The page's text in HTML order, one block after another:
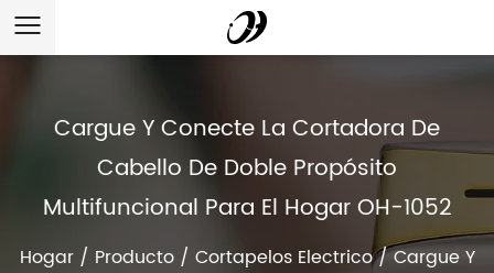
Cargue Y Conecte La Cortadora De
Cabello De Doble Propósito
Multifuncional Para El Hogar OH-1052
Hogar/ Producto/ Cortapelos Electrico/Cargue Y